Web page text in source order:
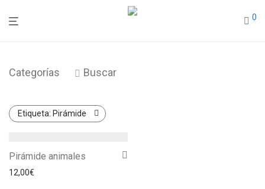
0
Categorías Buscar
Etiqueta: Pirámide
Pirámide animales
12,00€